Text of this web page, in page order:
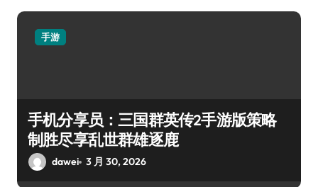
手游
手机分享员：三国群英传2手游版策略
制胜尽享乱世群雄逐鹿
dawei 3 月 30, 2026